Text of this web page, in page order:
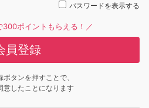
パスワードを表示する
300ポイントもらえる！／
員登録
ボタンを押すことで、
意したことになります